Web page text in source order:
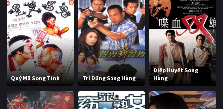
Quỷ Mã Song Tinh Trí Dũng Song Hùng
Điệp Huyết Song
Hùng